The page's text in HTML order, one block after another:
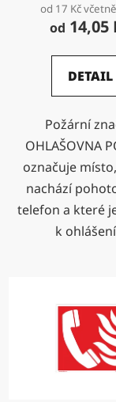
od 17 Kč
od 14,05
DETAIL
Požární
OHLAŠOVNA
označuje
nachází
telefon a které
k